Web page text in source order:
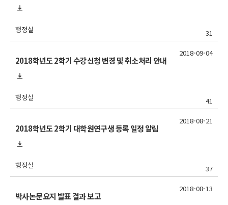
행정실 31
2018학년도 2학기 수강신청 변경 및 취소처리 안내
행정실 41
2018-09-04
2018학년도 2학기 대학원연구생 등록 일정 알림
행정실 37
2018-08-21
박사논문요지 발표 결과 보고
2018-08-13